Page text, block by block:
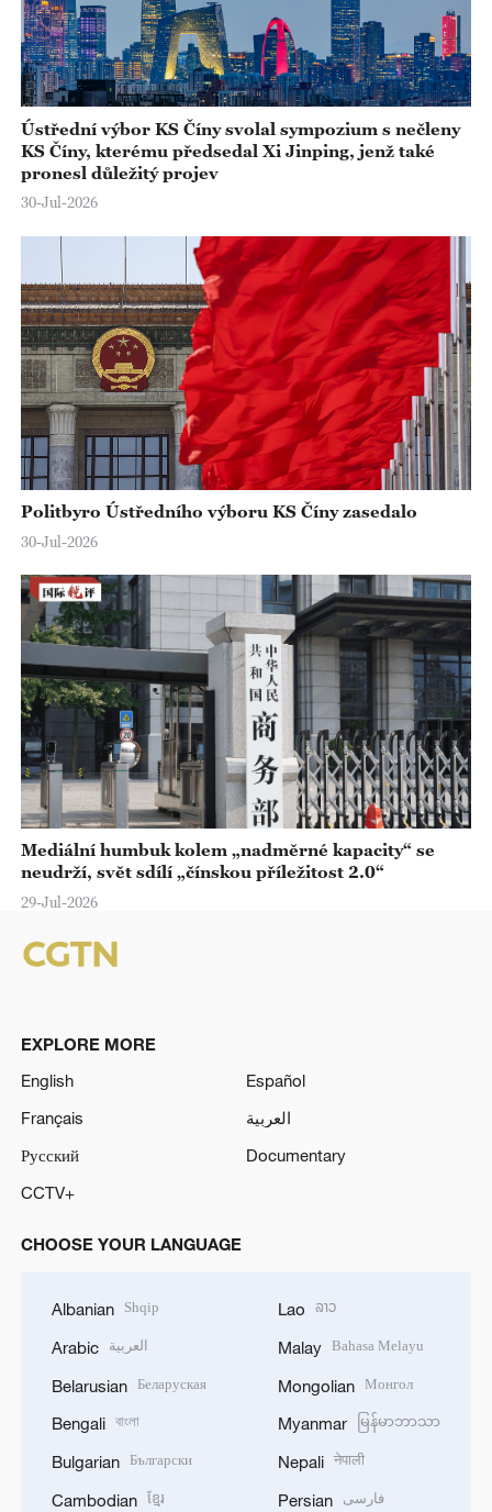
Ústřední výbor KS Číny svolal sympozium s nečleny
KS Číny, kterému předsedal Xi Jinping, jenž také
pronesl důležitý projev
30-Jul-2026
Politbyro Ústředního výboru KS Číny zasedalo
30-Jul-2026
Mediální humbuk kolem „nadměrné kapacity“ se
neudrží, svět sdílí „čínskou příležitost 2.0“
29-Jul-2026
EXPLORE MORE
English
Español
Français
العربية
Русский
Documentary
CCTV+
CHOOSE YOUR LANGUAGE
Albanian Shqip
Arabic العربية
Belarusian Беларуская
Bengali বাংলা
Bulgarian Български
Cambodian ខ្មែរ
Lao ລາວ
Malay Bahasa Melayu
Mongolian Монгол
Myanmar မြန်မာဘာသာ
Nepali नेपाली
Persian فارسی